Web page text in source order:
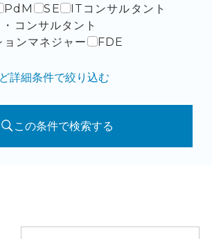
ら
PdM SE
ITコンサルタント
コンサルタント
ンマネジャー
FDE
詳細条件で絞り込む
この条件で検索する